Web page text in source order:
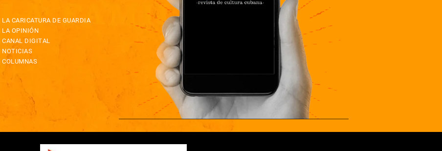
LA CARICATURA DE GUARDIA
LA OPINIÓN
CANAL DIGITAL
NOTICIAS
COLUMNAS